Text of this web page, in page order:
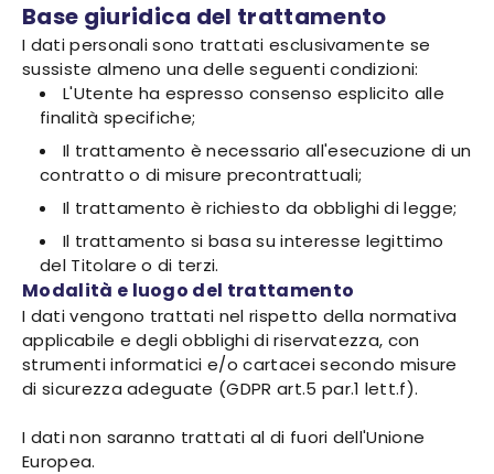
Base giuridica del trattamento
I dati personali sono trattati esclusivamente se
sussiste almeno una delle seguenti condizioni:
L'Utente ha espresso consenso esplicito alle
finalità specifiche;
Il trattamento è necessario all'esecuzione di un
contratto o di misure precontrattuali;
Il trattamento è richiesto da obblighi di legge;
Il trattamento si basa su interesse legittimo
del Titolare o di terzi.
Modalità e luogo del trattamento
I dati vengono trattati nel rispetto della normativa
applicabile e degli obblighi di riservatezza, con
strumenti informatici e/o cartacei secondo misure
di sicurezza adeguate (GDPR art.5 par.1 lett.f).
I dati non saranno trattati al di fuori dell'Unione
Europea.